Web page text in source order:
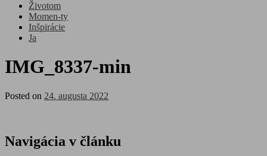
Životom
Momen-ty
Inšpirácie
Ja
IMG_8337-min
Posted on 24. augusta 2022
Navigácia v článku